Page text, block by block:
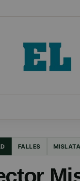
FALLES MISLATA